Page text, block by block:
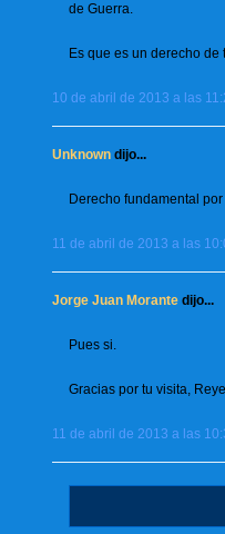
de Guerra.
Es que es un derecho
10 de abril de 2013 a las
Unknown dijo...
Derecho fundamental
11 de abril de 2013 a las
Jorge Juan Morante dijo...
Pues si.
Gracias por tu visita,
11 de abril de 2013 a las